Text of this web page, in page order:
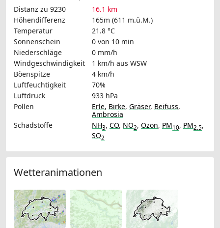
Distanz zu 9230
16.1 km
Höhendifferenz
165m (611 m.ü.M.)
Temperatur
21.8 °C
Sonnenschein
0 von 10 min
Niederschläge
0 mm/h
Windgeschwindigkeit
1 km/h aus WSW
Böenspitze
4 km/h
Luftfeuchtigkeit
70%
Luftdruck
933 hPa
Pollen
Erle, Birke, Gräser, Beifuss,
Ambrosia
Schadstoffe
NH3, CO, NO2, Ozon, PM10, PM2.5,
SO2
Wetteranimationen